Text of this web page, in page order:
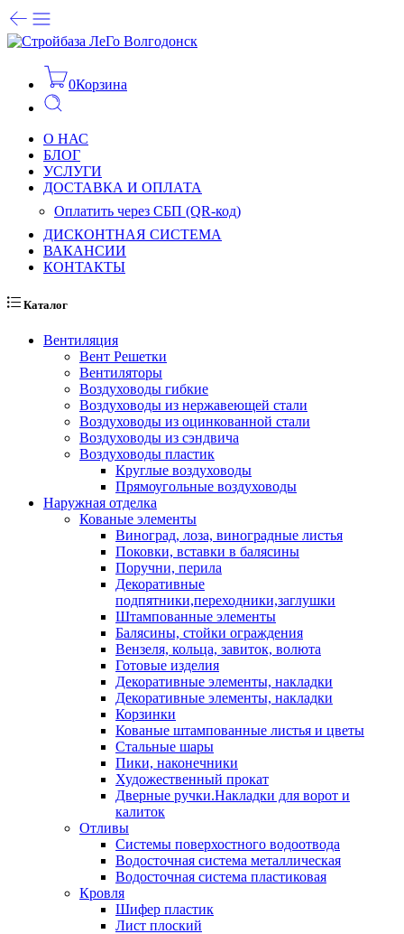
0Корзина
О НАС
БЛОГ
УСЛУГИ
ДОСТАВКА И ОПЛАТА
Оплатить через СБП (QR-код)
ДИСКОНТНАЯ СИСТЕМА
ВАКАНСИИ
КОНТАКТЫ
Каталог
Вентиляция
Вент Решетки
Вентиляторы
Воздуховоды гибкие
Воздуховоды из нержавеющей стали
Воздуховоды из оцинкованной стали
Воздуховоды из сэндвича
Воздуховоды пластик
Круглые воздуховоды
Прямоугольные воздуховоды
Наружная отделка
Кованые элементы
Виноград, лоза, виноградные листья
Поковки, вставки в балясины
Поручни, перила
Декоративные
подпятники,переходники,заглушки
Штампованные элементы
Балясины, стойки ограждения
Вензеля, кольца, завиток, волюта
Готовые изделия
Декоративные элементы, накладки
Декоративные элементы, накладки
Корзинки
Кованые штампованные листья и цветы
Стальные шары
Пики, наконечники
Художественный прокат
Дверные ручки.Накладки для ворот и
калиток
Отливы
Системы поверхостного водоотвода
Водосточная система металлическая
Водосточная система пластиковая
Кровля
Шифер пластик
Лист плоский